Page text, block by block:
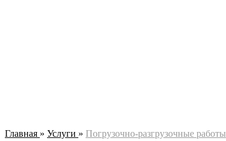
Главная » Услуги » Погрузочно-разгрузочные работы